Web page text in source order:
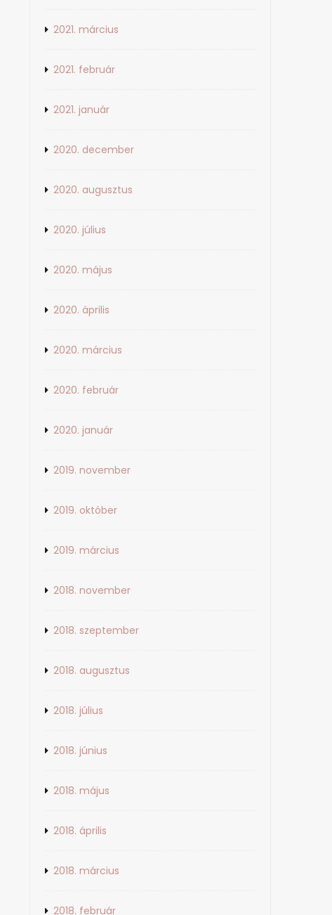
2021. március
2021. február
2021. január
2020. december
2020. augusztus
2020. július
2020. május
2020. április
2020. március
2020. február
2020. január
2019. november
2019. október
2019. március
2018. november
2018. szeptember
2018. augusztus
2018. július
2018. június
2018. május
2018. április
2018. március
2018. február